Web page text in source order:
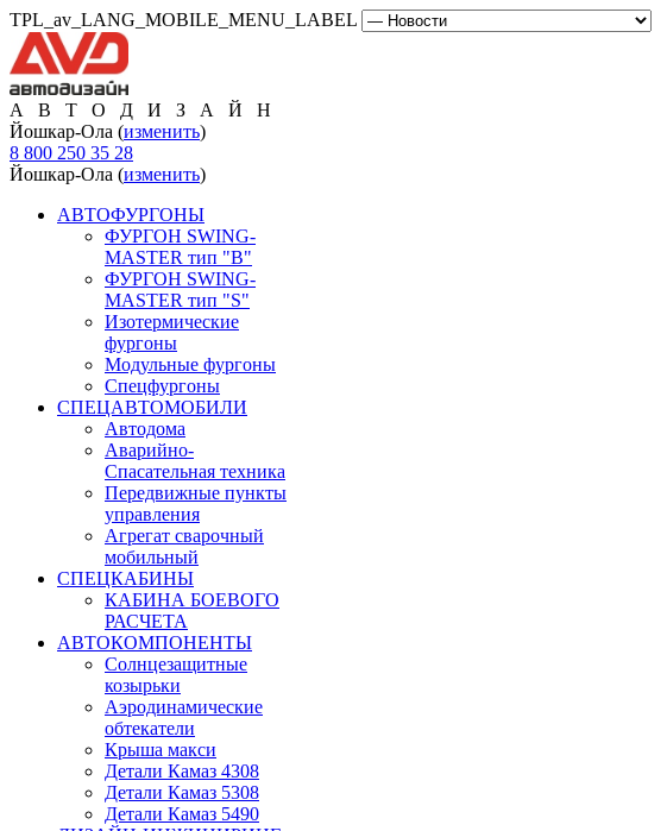
TPL_av_LANG_MOBILE_MENU_LABEL
А В Т О Д И З А Й Н
Йошкар-Ола (изменить)
8 800 250 35 28
Йошкар-Ола (изменить)
АВТОФУРГОНЫ
ФУРГОН SWING-
MASTER тип "B"
ФУРГОН SWING-
MASTER тип "S"
Изотермические
фургоны
Модульные фургоны
Спецфургоны
СПЕЦАВТОМОБИЛИ
Автодома
Аварийно-
Спасательная техника
Передвижные пункты
управления
Агрегат сварочный
мобильный
СПЕЦКАБИНЫ
КАБИНА БОЕВОГО
РАСЧЕТА
АВТОКОМПОНЕНТЫ
Солнцезащитные
козырьки
Аэродинамические
обтекатели
Крыша макси
Детали Камаз 4308
Детали Камаз 5308
Детали Камаз 5490